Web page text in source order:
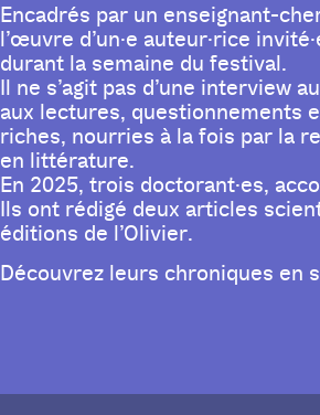
Encadrés par un enseignant-
l’œuvre d’un·e auteur·rice
durant la semaine du festival.
Il ne s’agit pas d’une interview
aux lectures, questionnements
riches, nourries à la fois par la
en littérature.
En 2025, trois doctorant·es,
Ils ont rédigé deux articles
éditions de l’Olivier.
Découvrez leurs chroniques en